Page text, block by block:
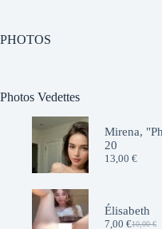
PHOTOS
Photos Vedettes
Mirena,
20
13,00 €
Élisabeth
10,00€
7,00 €